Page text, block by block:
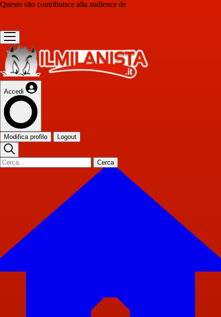
Questo sito contribuisce alla audience de
Accedi
Modifica profilo Logout
Cerca